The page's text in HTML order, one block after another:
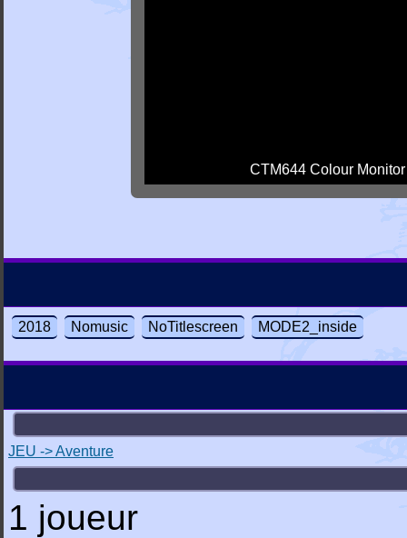
CTM644 Colour Monitor
2018 Nomusic NoTitlescreen MODE2_inside
JEU -> Aventure
1 joueur